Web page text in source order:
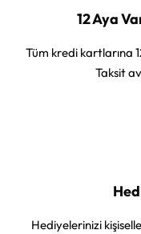
12 Aya
Tüm kredi kartlarına
Taksit
Hediyelerinizi